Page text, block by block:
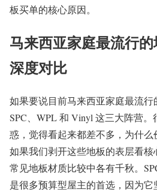
板买单的核心原因。
马来西亚家庭最流行
深度对比
如果要说目前马来西亚家庭最流
SPC、WPL 和 Vinyl 这三大阵营
惑，觉得看起来都差不多，为什么
如果我们剥开这些地板的表层看
常见地板材质比较中各有千秋。
是很多预算型屋主的首选，因为它